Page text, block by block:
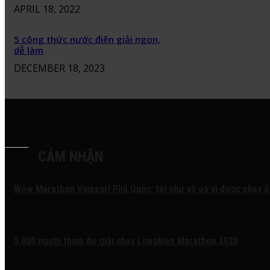
APRIL 18, 2022
5 công thức nước điện giải ngon,
dễ làm
DECEMBER 18, 2023